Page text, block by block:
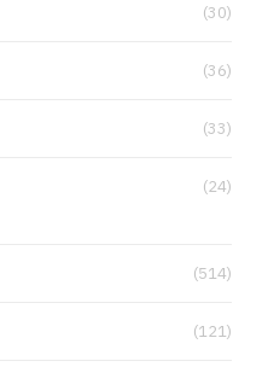
(30)
(36)
(33)
(24)
(514)
(121)